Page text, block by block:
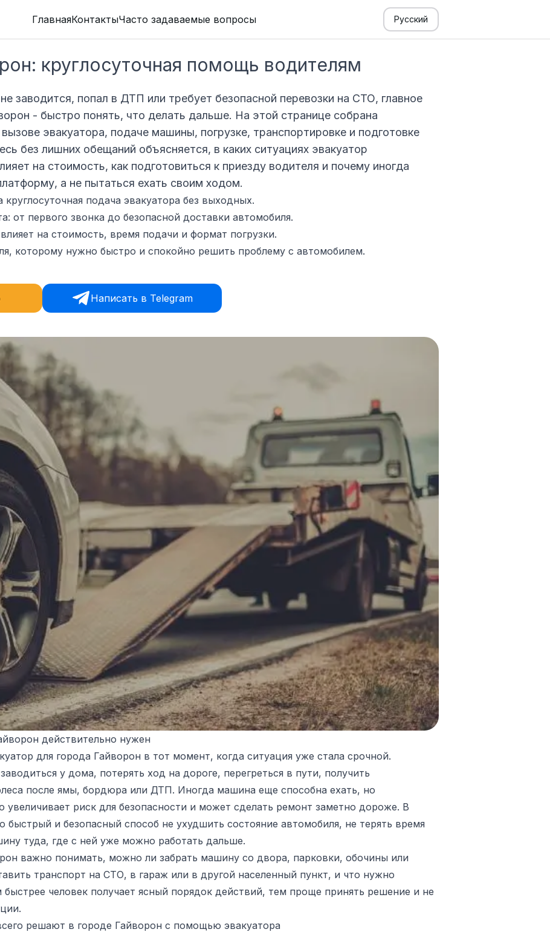
ГлавнаяКонтактыЧасто задаваемые вопросы Русский
круглосуточная помощь водителям
заводится, попал в ДТП или требует безопасной перевозки на СТО, главное
- быстро понять, что делать дальше. На этой странице собрана
эвакуатора, подаче машины, погрузке, транспортировке и подготовке
без лишних обещаний объясняется, в каких ситуациях эвакуатор
на стоимость, как подготовиться к приезду водителя и почему иногда
а не пытаться ехать своим ходом.
подача эвакуатора без выходных.
от первого звонка до безопасной доставки автомобиля.
на стоимость, время подачи и формат погрузки.
которому нужно быстро и спокойно решить проблему с автомобилем.
Написать в Telegram
действительно нужен
для города Гайворон в тот момент, когда ситуация уже стала срочной.
у дома, потерять ход на дороге, перегреться в пути, получить
после ямы, бордюра или ДТП. Иногда машина еще способна ехать, но
риск для безопасности и может сделать ремонт заметно дороже. В
быстрый и безопасный способ не ухудшить состояние автомобиля, не терять время
туда, где с ней уже можно работать дальше.
важно понимать, можно ли забрать машину со двора, парковки, обочины или
транспорт на СТО, в гараж или в другой населенный пункт, и что нужно
человек получает ясный порядок действий, тем проще принять решение и не
решают в городе Гайворон с помощью эвакуатора